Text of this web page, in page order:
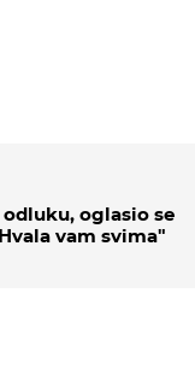
oglasio se
vam svima"